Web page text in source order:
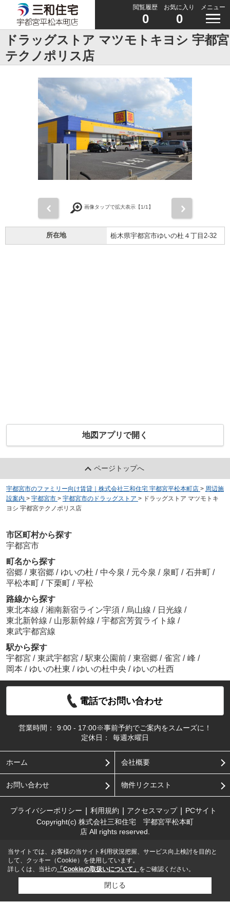
閲覧履歴
0
お気に入り
0
メニュー
ドラッグストア マツモトキヨシ 宇都宮
テクノポリス店
画像タップで拡大表示【1/1】
所在地 栃木県宇都宮市ゆいの杜４丁目2-32
地図アプリで開く
ページトップへ
宇都宮市のファミリー向け賃貸｜株式会社三和住宅 宇都宮平松本町店 > 周辺施
設案内 > 宇都宮市 > 宇都宮市のドラッグストア > ドラッグストア マツモトキ
ヨシ 宇都宮テクノポリス店
市区町村から探す
宇都宮市
町名から探す
宿郷 / 東宿郷 / ゆいの杜 / 中今泉 / 元今泉 / 泉町 / 石井町 /
平松本町 / 下栗町 / 平松
路線から探す
東北本線 / 湘南新宿ライン宇須 / 烏山線 / 日光線 /
東北新幹線 / 山形新幹線 / 宇都宮芳賀ライト線 /
東武宇都宮線
駅から探す
宇都宮 / 東武宇都宮 / 駅東公園前 / 東宿郷 / 雀宮 / 峰 /
岡本 / ゆいの杜東 / ゆいの杜中央 / ゆいの杜西
電話でお問い合わせ
営業時間：
9:00 - 17:00※事前予約でご案内をスムーズに！
定休日：
毎週水曜日
ホーム 会社概要
お問い合わせ 物件リクエスト
プライバシーポリシー 利用規約 アクセスマップ
PCサイト
Copyright(c) 株式会社三和住宅 宇都宮平松本町
店 All rights reserved.
当サイトでは、お客様の当サイト利用状況把握、サービス向上検討を目的と
して、クッキー（Cookie）を使用しています。
詳しくは、当社の 「Cookieの取扱いについて」 をご確認ください。
閉じる